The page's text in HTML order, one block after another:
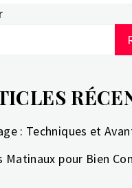
: Techniques et
Matinaux pour Bien